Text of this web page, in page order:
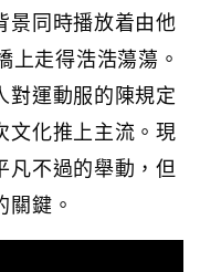
景同時播放着由他
走得浩浩蕩蕩。
對運動服的陳規定
文化推上主流。現
凡不過的舉動，但
鍵。